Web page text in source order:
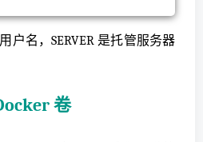
户名，SERVER 是托管服务器
卷